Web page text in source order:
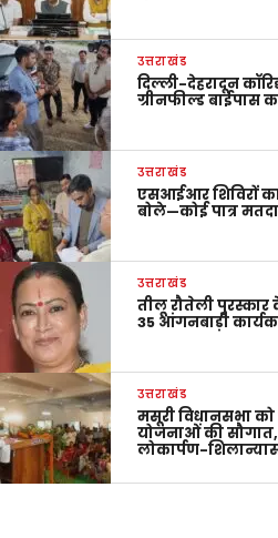
उत्तराखंड
दिल्ली-देहरादून
ग्रीनफील्ड बाईपास
उत्तराखंड
एसआईआर शिविरों
बोले—कोई पात्र
उत्तराखंड
तीलू रौतेली
35 आंगनबाड़ी
उत्तराखंड
मसूरी विधानसभा
योजनाओं की
लोकार्पण-